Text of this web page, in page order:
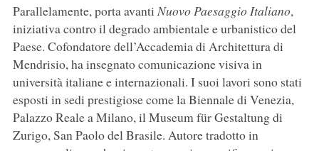
Parallelamente, porta avanti Nuovo Paesaggio Italiano,
iniziativa contro il degrado ambientale e urbanistico del
Paese. Cofondatore dell’Accademia di Architettura di
Mendrisio, ha insegnato comunicazione visiva in
università italiane e internazionali. I suoi lavori sono stati
esposti in sedi prestigiose come la Biennale di Venezia,
Palazzo Reale a Milano, il Museum für Gestaltung di
Zurigo, San Paolo del Brasile. Autore tradotto in